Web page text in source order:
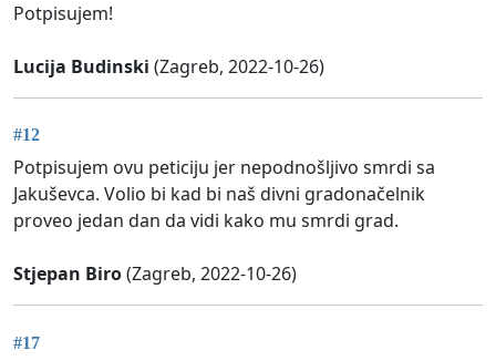
Potpisujem!
Lucija Budinski (Zagreb, 2022-10-26)
#12
Potpisujem ovu peticiju jer nepodnošljivo smrdi sa
Jakuševca. Volio bi kad bi naš divni gradonačelnik
proveo jedan dan da vidi kako mu smrdi grad.
Stjepan Biro(Zagreb, 2022-10-26)
#17